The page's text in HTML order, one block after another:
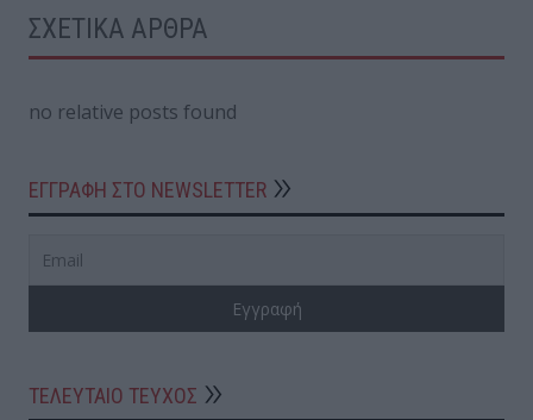
ΣΧΕΤΙΚΑ ΑΡΘΡΑ
no relative posts found
ΕΓΓΡΑΦΗ ΣΤΟ NEWSLETTER
ΤΕΛΕΥΤΑΙΟ ΤΕΥΧΟΣ